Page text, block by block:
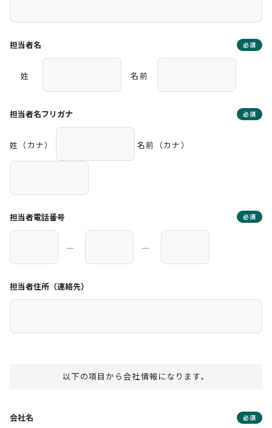
担当者名 必須
姓 名前
担当者名フリガナ 必須
姓（カナ） 名前（カナ）
担当者電話番号 必須
― ―
担当者住所（連絡先）
以下の項目から会社情報になります。
会社名 必須